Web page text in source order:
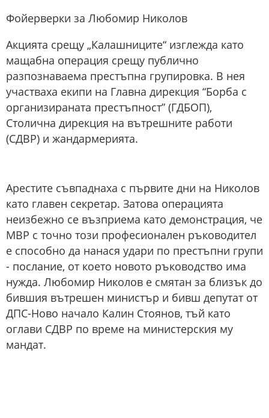
Фойерверки за Любомир Николов
Акцията срещу „Калашниците“ изглежда като
мащабна операция срещу публично
разпознаваема престъпна групировка. В нея
участваха екипи на Главна дирекция “Борба с
организираната престъпност” (ГДБОП),
Столична дирекция на вътрешните работи
(СДВР) и жандармерията.
Арестите съвпаднаха с първите дни на Николов
като главен секретар. Затова операцията
неизбежно се възприема като демонстрация, че
МВР с точно този професионален ръководител
е способно да нанася удари по престъпни групи
- послание, от което новото ръководство има
нужда. Любомир Николов е смятан за близък до
бившия вътрешен министър и бивш депутат от
ДПС-Ново начало Калин Стоянов, тъй като
оглави СДВР по време на министерския му
мандат.